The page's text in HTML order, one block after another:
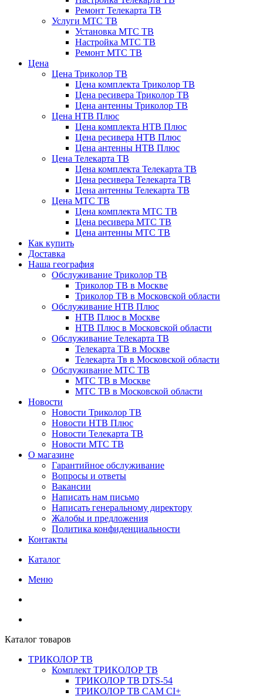
Ремонт Телекарта ТВ
Услуги МТС ТВ
Установка МТС ТВ
Настройка МТС ТВ
Ремонт МТС ТВ
Цена
Цена Триколор ТВ
Цена комплекта Триколор ТВ
Цена ресивера Триколор ТВ
Цена антенны Триколор ТВ
Цена НТВ Плюс
Цена комплекта НТВ Плюс
Цена ресивера НТВ Плюс
Цена антенны НТВ Плюс
Цена Телекарта ТВ
Цена комплекта Телекарта ТВ
Цена ресивера Телекарта ТВ
Цена антенны Телекарта ТВ
Цена МТС ТВ
Цена комплекта МТС ТВ
Цена ресивера МТС ТВ
Цена антенны МТС ТВ
Как купить
Доставка
Наша география
Обслуживание Триколор ТВ
Триколор ТВ в Москве
Триколор ТВ в Московской области
Обслуживание НТВ Плюс
НТВ Плюс в Москве
НТВ Плюс в Московской области
Обслуживание Телекарта ТВ
Телекарта ТВ в Москве
Телекарта Тв в Московской области
Обслуживание МТС ТВ
МТС ТВ в Москве
МТС ТВ в Московской области
Новости
Новости Триколор ТВ
Новости НТВ Плюс
Новости Телекарта ТВ
Новости МТС ТВ
О магазине
Гарантийное обслуживание
Вопросы и ответы
Вакансии
Написать нам письмо
Написать генеральному директору
Жалобы и предложения
Политика конфиденциальности
Контакты
Каталог
Меню
Каталог товаров
ТРИКОЛОР ТВ
Комплект ТРИКОЛОР ТВ
ТРИКОЛОР ТВ DTS-54
ТРИКОЛОР ТВ CAM CI+